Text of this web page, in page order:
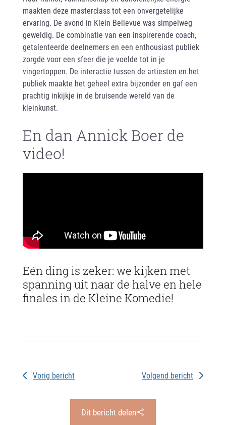
maakten deze masterclass tot een onvergetelijke
ervaring. De avond in Klein Bellevue was simpelweg
geweldig. De combinatie van een inspirerende coach,
getalenteerde deelnemers en een enthousiast publiek
zorgde voor een sfeer die je voelde tot in je
vingertoppen. De interactie tussen de artiesten en het
publiek maakte het geheel extra bijzonder en gaf een
prachtig inkijkje in de bruisende wereld van de
kleinkunst.
En dan Annick Boer de
video!
Eén ding is zeker: we kijken met
spanning uit naar de halve en hele
finales in de Kleine Komedie!
Vorig bericht Volgend bericht
Dit bericht delen